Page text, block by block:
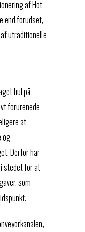
af Hot
end forudset,
utraditionelle
hul på
forurenede
at
og
Derfor har
stedet for at
som